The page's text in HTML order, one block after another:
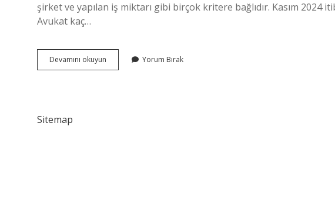
şirket ve yapılan iş miktarı gibi birçok kritere bağlıdır. Kasım 2024
Avukat kaç…
Devamını okuyun
Genç
Yorum Bırak
Sitemap